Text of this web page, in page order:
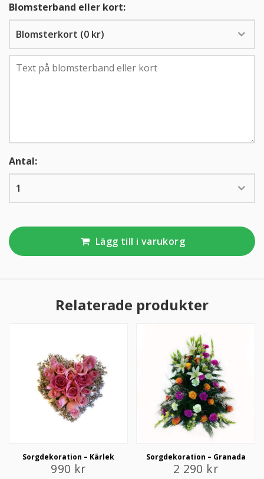
KUNDTJÄNST
010-10 10 350
Blomsterband eller kort:
Antal:
Lägg till i varukorg
Relaterade produkter
Sorgdekoration – Kärlek
990 kr
Sorgdekoration – Granada
2 290 kr